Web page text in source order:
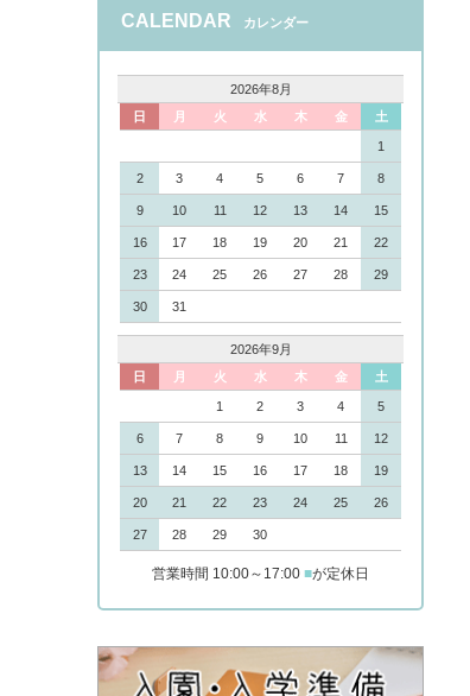
CALENDAR カレンダー
2026年8月
日
月 火 水 木 金 土
1
2 3 4 5 6 7 8
9 10 11 12 13 14 15
16 17 18 19 20 21 22
23 24 25 26 27 28 29
30 31
2026年9月
日
月 火 水 木 金 土
1 2 3 4 5
6 7 8 9 10 11 12
13 14 15 16 17 18 19
20 21 22 23 24 25 26
27 28 29 30
営業時間 10:00～17:00 ■が定休日